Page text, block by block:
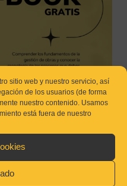
sitio web y nuestro servicio, así
de los usuarios (de forma
nuestro contenido. Usamos
está fuera de nuestro
de una obra y mejorar su